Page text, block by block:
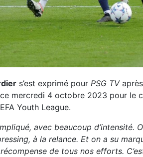
s’est exprimé pour PSG TV
mercredi 4 octobre 2023 pour le
Youth League.
avec beaucoup d’intensité.
à la relance. Et on a su
de tous nos efforts.